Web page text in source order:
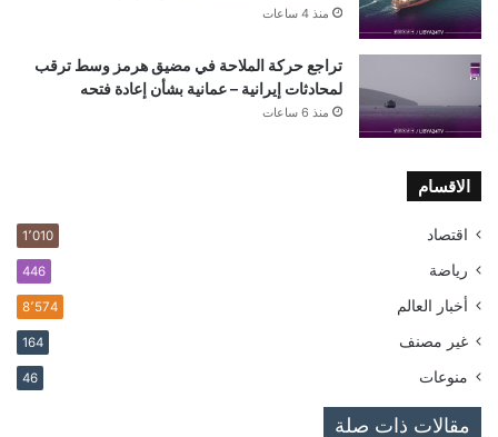
منذ 4 ساعات
تراجع حركة الملاحة في مضيق هرمز وسط ترقب
لمحادثات إيرانية – عمانية بشأن إعادة فتحه
منذ 6 ساعات
الاقسام
اقتصاد 1٬010
رياضة 446
أخبار العالم 8٬574
غير مصنف 164
منوعات 46
مقالات ذات صلة